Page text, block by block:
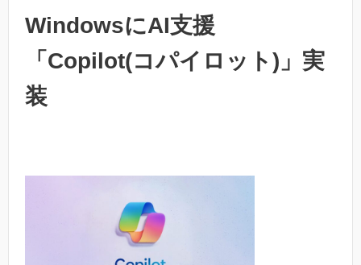
WindowsにAI支援
「Copilot(コパイロット)」実
装